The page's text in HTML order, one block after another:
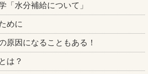
「水分補給について」
めに
原因になることもある！
は？